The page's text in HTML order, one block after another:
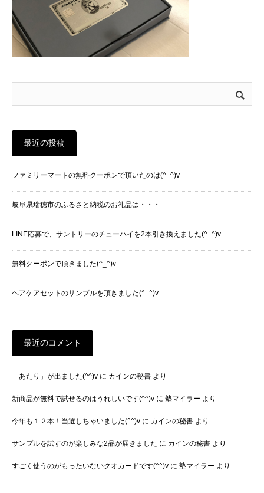
最近の投稿
ファミリーマートの無料クーポンで頂いたのは(^_^)v
岐阜県瑞穂市のふるさと納税のお礼品は・・・
LINE応募で、サントリーのチューハイを2本引き換えました(^_^)v
無料クーポンで頂きました(^_^)v
ヘアケアセットのサンプルを頂きました(^_^)v
最近のコメント
「あたり」が出ました(^^)v に カインの秘書 より
新商品が無料で試せるのはうれしいです(^^)v に 塾マイラー より
今年も１２本！当選しちゃいました(^^)v に カインの秘書 より
サンプルを試すのが楽しみな2品が届きました に カインの秘書 より
すごく使うのがもったいないクオカードです(^^)v に 塾マイラー より